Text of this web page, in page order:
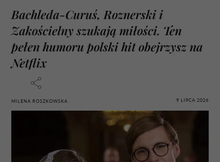
Bachleda-Curuś, Roznerski i
Zakościelny szukają miłości. Ten
pełen humoru polski hit obejrzysz na
Netflix
MILENA ROSZKOWSKA 9 LIPCA 2026